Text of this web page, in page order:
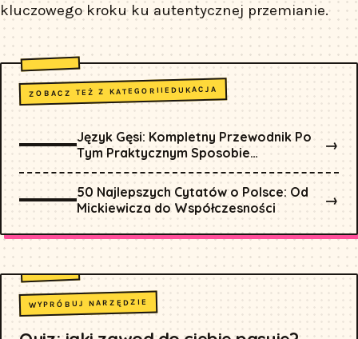
kluczowego kroku ku autentycznej przemianie.
ZOBACZ TEŻ Z KATEGORIIEDUKACJA
Język Gęsi: Kompletny Przewodnik Po
Tym Praktycznym Sposobie
Komunikacji
→
50 Najlepszych Cytatów o Polsce: Od
Mickiewicza do Współczesności
→
WYPRÓBUJ NARZĘDZIE